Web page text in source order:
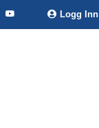
Logg Inn